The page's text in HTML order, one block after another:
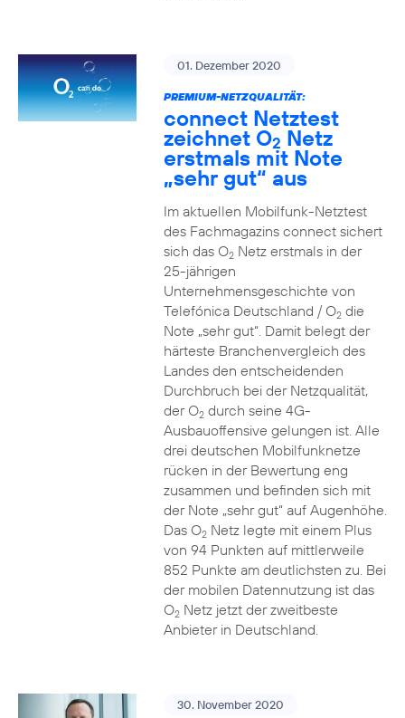
01. Dezember 2020
PREMIUM-NETZQUALITÄT:
connect Netztest
zeichnet O2 Netz
erstmals mit Note
„sehr gut“ aus
Im aktuellen Mobilfunk-Netztest
des Fachmagazins connect sichert
sich das O2Netz erstmals in der
25-jährigen
Unternehmensgeschichte von
Telefónica Deutschland / O2die
Note „sehr gut“. Damit belegt der
härteste Branchenvergleich des
Landes den entscheidenden
Durchbruch bei der Netzqualität,
der O2durch seine 4G-
Ausbauoffensive gelungen ist. Alle
drei deutschen Mobilfunknetze
rücken in der Bewertung eng
zusammen und befinden sich mit
der Note „sehr gut“ auf Augenhöhe.
Das O2Netz legte mit einem Plus
von 94 Punkten auf mittlerweile
852 Punkte am deutlichsten zu. Bei
der mobilen Datennutzung ist das
O2Netz jetzt der zweitbeste
Anbieter in Deutschland.
30. November 2020